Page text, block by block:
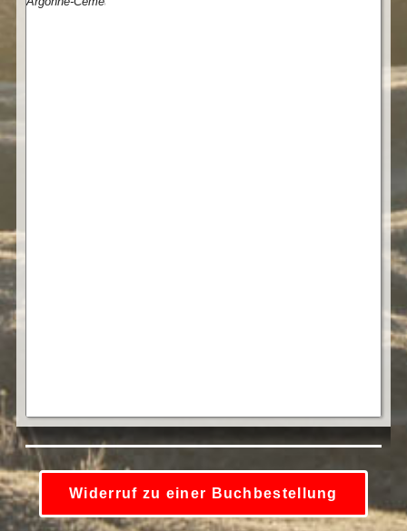
Widerruf zu einer Buchbestellung